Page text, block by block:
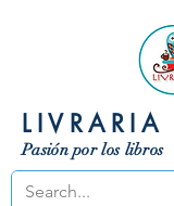
LIVRARIA
Pasión por los libros